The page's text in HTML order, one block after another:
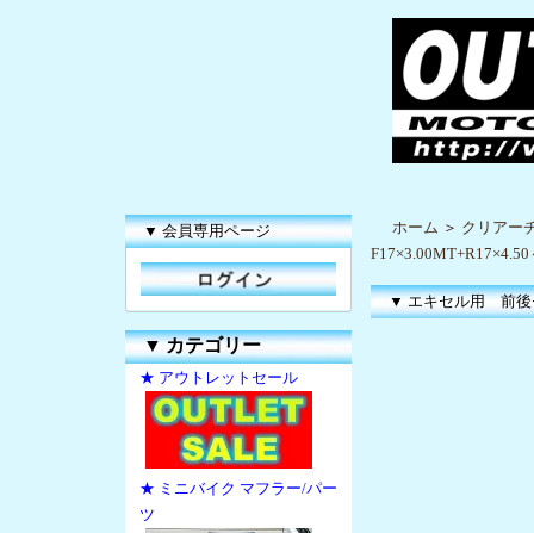
▼ 会員専用ページ
▼カテゴリー
★ アウトレットセール
★ ミニバイク マフラー/パー
ツ
ホーム ＞ クリアー
▼ エキセル用 前後